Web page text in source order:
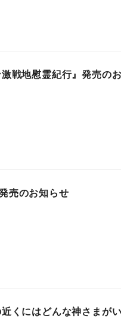
戦地慰霊紀行』発売の
売のお知らせ
くにはどんな神さまが